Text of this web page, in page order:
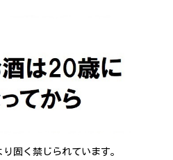
固く禁じられています。